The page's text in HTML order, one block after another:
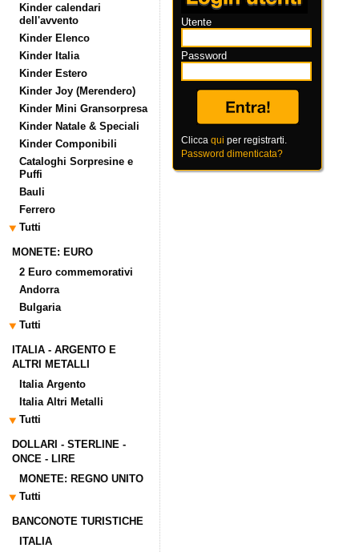
Kinder calendari
dell'avvento
Kinder Elenco
Kinder Italia
Kinder Estero
Kinder Joy (Merendero)
Kinder Mini Gransorpresa
Kinder Natale & Speciali
Kinder Componibili
Cataloghi Sorpresine e
Puffi
Bauli
Ferrero
Tutti
MONETE: EURO
2 Euro commemorativi
Andorra
Bulgaria
Tutti
ITALIA - ARGENTO E
ALTRI METALLI
Italia Argento
Italia Altri Metalli
Tutti
DOLLARI - STERLINE -
ONCE - LIRE
MONETE: REGNO UNITO
Tutti
BANCONOTE TURISTICHE
ITALIA
Utente
Password
Clicca qui per registrarti.
Password dimenticata?